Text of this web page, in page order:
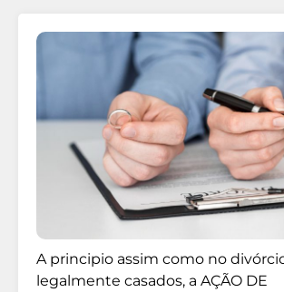
A principio assim como no
legalmente casados, a AÇÃO DE